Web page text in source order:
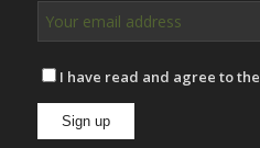
I have read and agree to